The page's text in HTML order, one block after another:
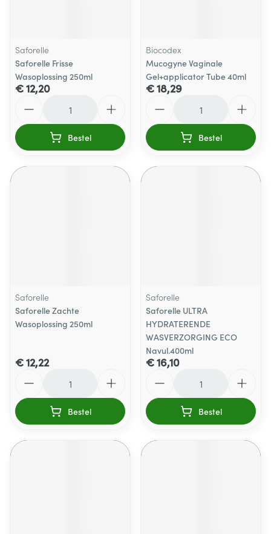
Saforelle
Saforelle Frisse
Wasoplossing 250ml
€ 12,20
Bestel
Biocodex
Mucogyne Vaginale
Gel+applicator Tube 40ml
€ 18,29
Bestel
Saforelle
Saforelle Zachte
Wasoplossing 250ml
€ 12,22
Bestel
Saforelle
Saforelle ULTRA
HYDRATERENDE
WASVERZORGING ECO
Navul.400ml
€ 16,10
Bestel